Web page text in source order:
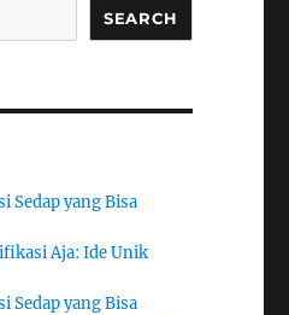
SEARCH
Sedap yang Bisa
Aja: Ide Unik
Sedap yang Bisa